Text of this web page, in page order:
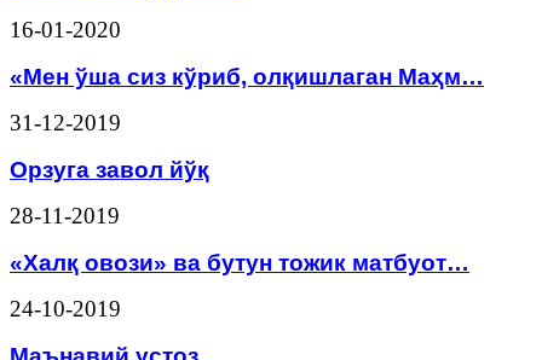
16-01-2020
«Мен ўша сиз кўриб, олқишлаган Маҳм…
31-12-2019
Орзуга завол йўқ
28-11-2019
«Халқ овози» ва бутун тожик матбуот…
24-10-2019
Маънавий устоз